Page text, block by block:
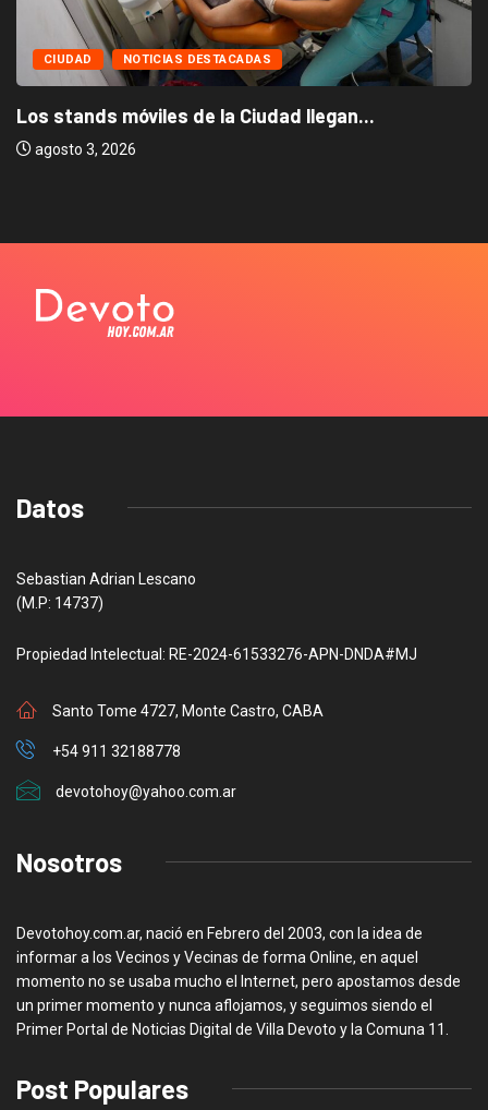
CIUDAD NOTICIAS DESTACADAS
Los stands móviles de la Ciudad llegan...
agosto 3, 2026
Datos
Sebastian Adrian Lescano
(M.P: 14737)
Propiedad Intelectual: RE-2024-61533276-APN-DNDA#MJ
Santo Tome 4727, Monte Castro, CABA
+54 911 32188778
devotohoy@yahoo.com.ar
Nosotros
Devotohoy.com.ar, nació en Febrero del 2003, con la idea de
informar a los Vecinos y Vecinas de forma Online, en aquel
momento no se usaba mucho el Internet, pero apostamos desde
un primer momento y nunca aflojamos, y seguimos siendo el
Primer Portal de Noticias Digital de Villa Devoto y la Comuna 11.
Post Populares